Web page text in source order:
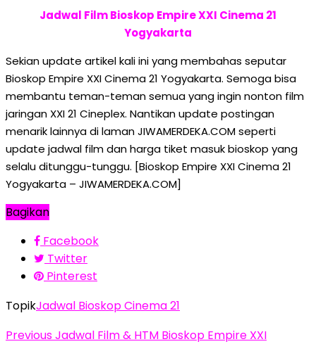
Jadwal Film Bioskop Empire XXI Cinema 21
Yogyakarta
Sekian update artikel kali ini yang membahas seputar
Bioskop Empire XXI Cinema 21 Yogyakarta. Semoga bisa
membantu teman-teman semua yang ingin nonton film
jaringan XXI 21 Cineplex. Nantikan update postingan
menarik lainnya di laman JIWAMERDEKA.COM seperti
update jadwal film dan harga tiket masuk bioskop yang
selalu ditunggu-tunggu. [Bioskop Empire XXI Cinema 21
Yogyakarta – JIWAMERDEKA.COM]
Bagikan
Facebook
Twitter
Pinterest
TopikJadwal Bioskop Cinema 21
PreviousJadwal Film & HTM Bioskop Empire XXI